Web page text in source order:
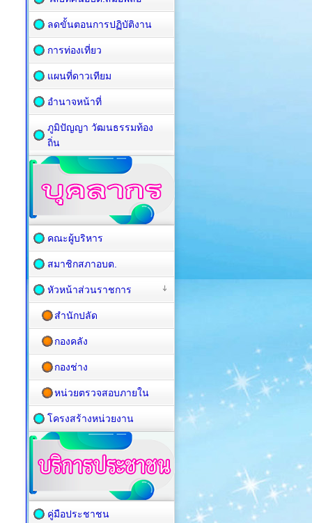
ลดขั้นตอนการปฏิบัติงาน
การท่องเที่ยว
แผนที่ดาวเทียม
อำนาจหน้าที่
ภูมิปัญญา วัฒนธรรมท้อง
ถิ่น
คณะผู้บริหาร
สมาชิกสภาอบต.
หัวหน้าส่วนราชการ
สำนักปลัด
กองคลัง
กองช่าง
หน่วยตรวจสอบภายใน
โครงสร้างหน่วยงาน
คู่มือประชาชน